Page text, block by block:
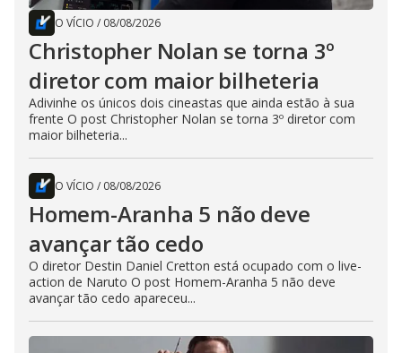
O VÍCIO / 08/08/2026
Christopher Nolan se torna 3º
diretor com maior bilheteria
Adivinhe os únicos dois cineastas que ainda estão à sua
frente O post Christopher Nolan se torna 3º diretor com
maior bilheteria...
O VÍCIO / 08/08/2026
Homem-Aranha 5 não deve
avançar tão cedo
O diretor Destin Daniel Cretton está ocupado com o live-
action de Naruto O post Homem-Aranha 5 não deve
avançar tão cedo apareceu...